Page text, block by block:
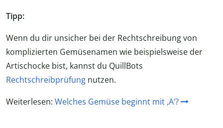
Tipp:
Wenn du dir unsicher bei der Rechtschreibung von
komplizierten Gemüsenamen wie beispielsweise der
Artischocke bist, kannst du QuillBots
Rechtschreibprüfung nutzen.
Weiterlesen: Welches Gemüse beginnt mit ,A‘?